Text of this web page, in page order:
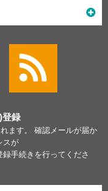
登録
ます。 確認メールが届か
スが
手続きを行ってくださ